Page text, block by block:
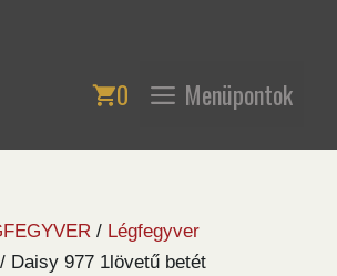
0 Menüpontok
/ Légfegyver
/ Daisy 977 1lövetű betét